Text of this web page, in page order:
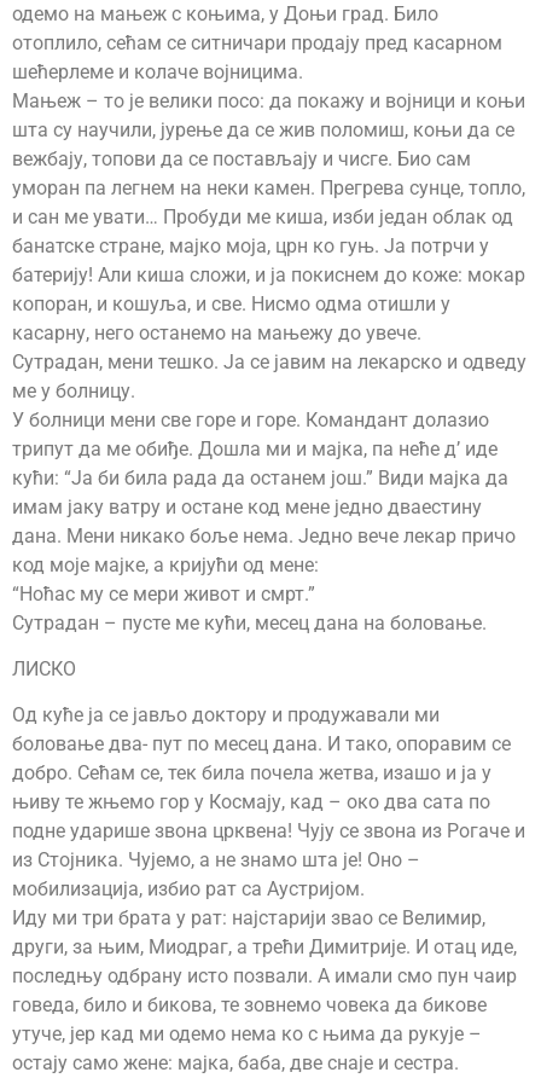
одемо на мањеж с коњима, у Доњи град. Било
отоплило, сећам се ситничари продају пред касарном
шећерлеме и колаче војницима.
Мањеж – то је велики посо: да покажу и војници и коњи
шта су научили, јурење да се жив поломиш, коњи да се
вежбају, топови да се постављају и чисге. Био сам
уморан па легнем на неки камен. Прегрева сунце, топло,
и сан ме увати… Пробуди ме киша, изби један облак од
банатске стране, мајко моја, црн ко гуњ. Ја потрчи у
батерију! Али киша сложи, и ја покиснем до коже: мокар
копоран, и кошуља, и све. Нисмо одма отишли у
касарну, него останемо на мањежу до увече.
Сутрадан, мени тешко. Ја се јавим на лекарско и одведу
ме у болницу.
У болници мени све горе и горе. Командант долазио
трипут да ме обиђе. Дошла ми и мајка, па неће д’ иде
кући: “Ја би била рада да останем још.” Види мајка да
имам јаку ватру и остане код мене једно дваестину
дана. Мени никако боље нема. Једно вече лекар причо
код моје мајке, а кријући од мене:
“Ноћас му се мери живот и смрт.”
Сутрадан – пусте ме кући, месец дана на боловање.
ЛИСКО
Од куће ја се јављо доктору и продужавали ми
боловање два- пут по месец дана. И тако, опоравим се
добро. Сећам се, тек била почела жетва, изашо и ја у
њиву те жњемо гор у Космају, кад – око два сата по
подне ударише звона црквена! Чују се звона из Рогаче и
из Стојника. Чујемо, а не знамо шта је! Оно –
мобилизација, избио рат са Аустријом.
Иду ми три брата у рат: најстарији звао се Велимир,
други, за њим, Миодраг, а трећи Димитрије. И отац иде,
последњу одбрану исто позвали. А имали смо пун чаир
говеда, било и бикова, те зовнемо човека да бикове
утуче, јер кад ми одемо нема ко с њима да рукује –
остају само жене: мајка, баба, две снаје и сестра.